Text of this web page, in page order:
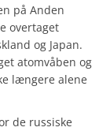
på Anden
overtaget
og Japan.
atomvåben og
længere alene
de russiske